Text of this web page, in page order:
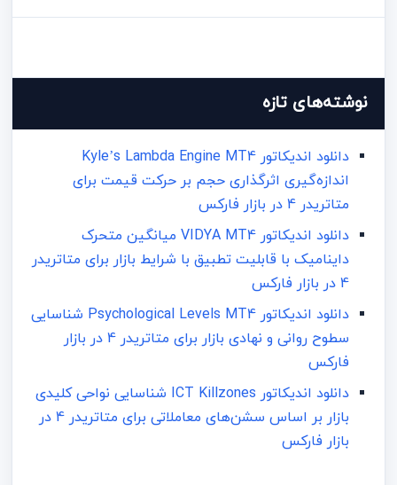
نوشته‌های تازه
دانلود اندیکاتور Kyle’s Lambda Engine MT4
اندازه‌گیری اثرگذاری حجم بر حرکت قیمت برای
متاتریدر 4 در بازار فارکس
دانلود اندیکاتور VIDYA MT4 میانگین متحرک
داینامیک با قابلیت تطبیق با شرایط بازار برای متاتریدر
4 در بازار فارکس
دانلود اندیکاتور Psychological Levels MT4 شناسایی
سطوح روانی و نهادی بازار برای متاتریدر 4 در بازار
فارکس
دانلود اندیکاتور ICT Killzones شناسایی نواحی کلیدی
بازار بر اساس سشن‌های معاملاتی برای متاتریدر 4 در
بازار فارکس